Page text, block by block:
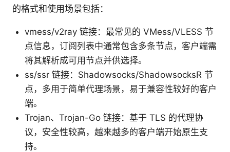
的格式和使用场景包括：
vmess/v2ray 链接：最常见的 VMess/VLESS 节
点信息，订阅列表中通常包含多条节点，客户端需
将其解析成可用节点并供选择。
ss/ssr 链接：Shadowsocks/ShadowsocksR 节
点，多用于简单代理场景，易于兼容性较好的客户
端。
Trojan、Trojan-Go 链接：基于 TLS 的代理协
议，安全性较高，越来越多的客户端开始原生支
持。